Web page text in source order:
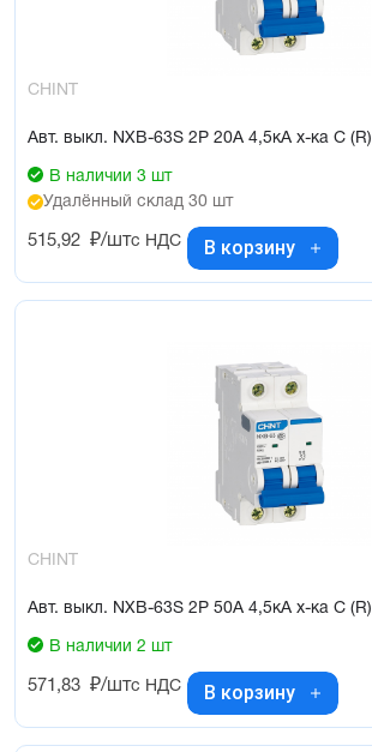
CHINT
Авт. выкл. NXB-63S 2P 20А 4,5кА х-ка C (R)
В наличии 3 шт
Удалённый склад 30 шт
515,92 ₽/штс НДС В корзину
CHINT
Авт. выкл. NXB-63S 2P 50А 4,5кА х-ка C (R)
В наличии 2 шт
571,83 ₽/штс НДС В корзину